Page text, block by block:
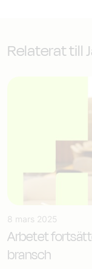
Relaterat till
8 mars 2025
Arbetet
bransch